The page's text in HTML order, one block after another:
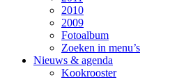
2010
2009
Fotoalbum
Zoeken in menu’s
Nieuws & agenda
Kookrooster